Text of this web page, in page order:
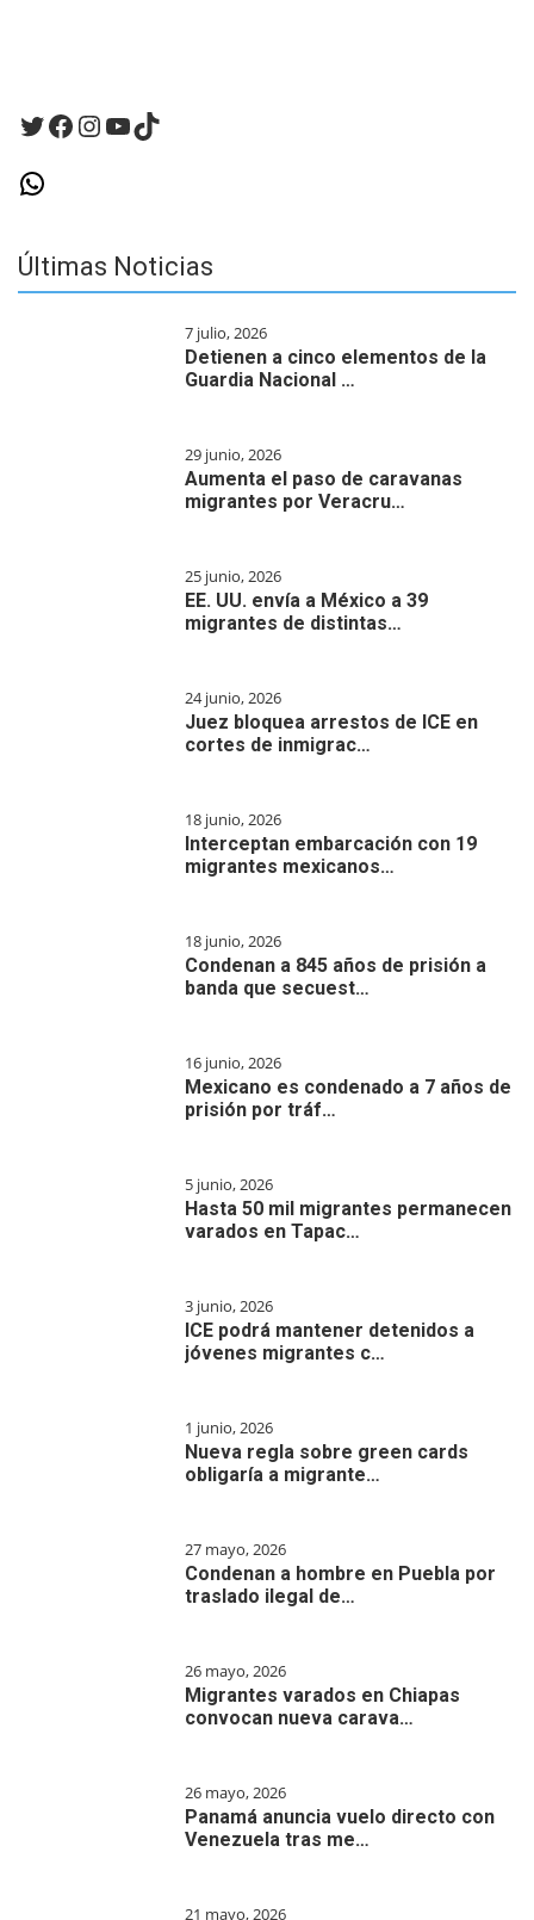
Twitter
Facebook
Instagram
YouTube
TikTok
WhatsApp
Últimas Noticias
7 julio, 2026
Detienen a cinco elementos de la
Guardia Nacional …
29 junio, 2026
Aumenta el paso de caravanas
migrantes por Veracru…
25 junio, 2026
EE. UU. envía a México a 39
migrantes de distintas…
24 junio, 2026
Juez bloquea arrestos de ICE en
cortes de inmigrac…
18 junio, 2026
Interceptan embarcación con 19
migrantes mexicanos…
18 junio, 2026
Condenan a 845 años de prisión a
banda que secuest…
16 junio, 2026
Mexicano es condenado a 7 años de
prisión por tráf…
5 junio, 2026
Hasta 50 mil migrantes permanecen
varados en Tapac…
3 junio, 2026
ICE podrá mantener detenidos a
jóvenes migrantes c…
1 junio, 2026
Nueva regla sobre green cards
obligaría a migrante…
27 mayo, 2026
Condenan a hombre en Puebla por
traslado ilegal de…
26 mayo, 2026
Migrantes varados en Chiapas
convocan nueva carava…
26 mayo, 2026
Panamá anuncia vuelo directo con
Venezuela tras me…
21 mayo, 2026